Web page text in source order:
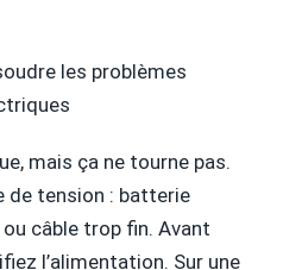
les problèmes
mais ça ne tourne pas.
de tension : batterie
câble trop fin. Avant
l’alimentation. Sur une